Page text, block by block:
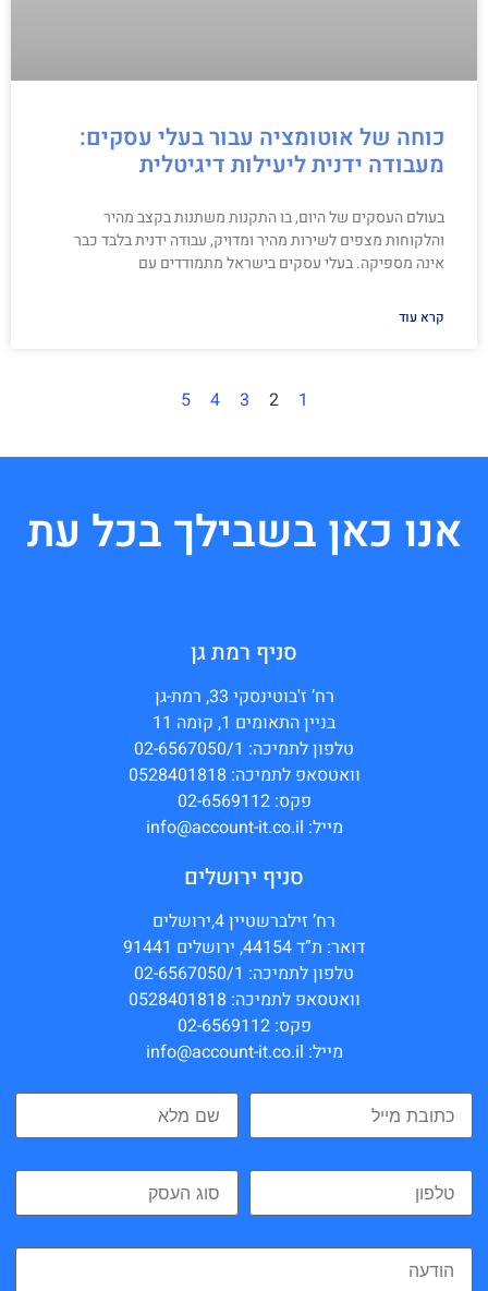
כוחה של אוטומציה עבור בעלי עסקים:
מעבודה ידנית ליעילות דיגיטלית
בעולם העסקים של היום, בו התקנות משתנות בקצב מהיר
והלקוחות מצפים לשירות מהיר ומדויק, עבודה ידנית בלבד כבר
אינה מספיקה. בעלי עסקים בישראל מתמודדים עם
קרא עוד
1
2
3
4
5
אנו כאן בשבילך בכל עת
סניף רמת גן
רח’ ז'בוטינסקי 33, רמת-גן
בניין התאומים 1, קומה 11
טלפון לתמיכה: 02-6567050/1
וואטסאפ לתמיכה: 0528401818
פקס: 02-6569112
מייל: info@account-it.co.il
סניף ירושלים
רח’ זילברשטיין 4,ירושלים
דואר: ת”ד 44154, ירושלים 91441
טלפון לתמיכה: 02-6567050/1
וואטסאפ לתמיכה: 0528401818
פקס: 02-6569112
מייל: info@account-it.co.il